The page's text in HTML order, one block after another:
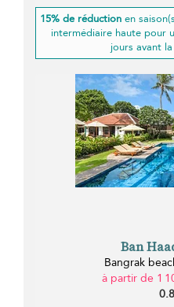
15% de réduction en
intermédiaire haute pour
jours avant
Ban
Bangrak
à partir de 1